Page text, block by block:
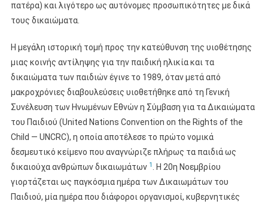
πατέρα) και λιγότερο ως αυτόνομες προσωπικότητες με δικά
τους δικαιώματα.
Η μεγάλη ιστορική τομή προς την κατεύθυνση της υιοθέτησης
μιας κοινής αντίληψης για την παιδική ηλικία και τα
δικαιώματα των παιδιών έγινε το 1989, όταν μετά από
μακροχρόνιες διαβουλεύσεις υιοθετήθηκε από τη Γενική
Συνέλευση των Ηνωμένων Εθνών η Σύμβαση για τα Δικαιώματα
του Παιδιού (United Nations Convention on the Rights of the
Child — UNCRC), η οποία αποτέλεσε το πρώτο νομικά
δεσμευτικό κείμενο που αναγνώριζε πλήρως τα παιδιά ως
δικαιούχα ανθρώπων δικαιωμάτων 1
. Η 20η Νοεμβρίου
γιορτάζεται ως παγκόσμια ημέρα των Δικαιωμάτων του
Παιδιού, μία ημέρα που διάφοροι οργανισμοί, κυβερνητικές